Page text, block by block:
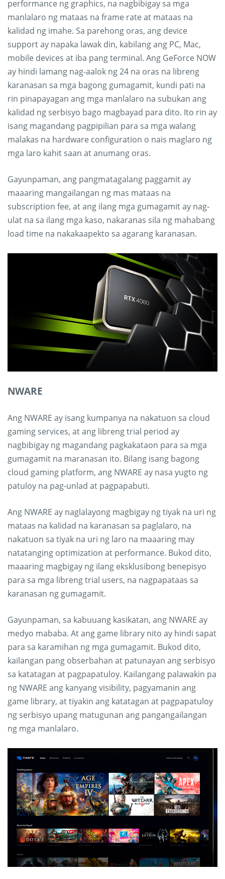
performance ng graphics, na nagbibigay sa mga
manlalaro ng mataas na frame rate at mataas na
kalidad ng imahe. Sa parehong oras, ang device
support ay napaka lawak din, kabilang ang PC, Mac,
mobile devices at iba pang terminal. Ang GeForce NOW
ay hindi lamang nag-aalok ng 24 na oras na libreng
karanasan sa mga bagong gumagamit, kundi pati na
rin pinapayagan ang mga manlalaro na subukan ang
kalidad ng serbisyo bago magbayad para dito. Ito rin ay
isang magandang pagpipilian para sa mga walang
malakas na hardware configuration o nais maglaro ng
mga laro kahit saan at anumang oras.
Gayunpaman, ang pangmatagalang paggamit ay
maaaring mangailangan ng mas mataas na
subscription fee, at ang ilang mga gumagamit ay nag-
ulat na sa ilang mga kaso, nakaranas sila ng mahabang
load time na nakakaapekto sa agarang karanasan.
NWARE
Ang NWARE ay isang kumpanya na nakatuon sa cloud
gaming services, at ang libreng trial period ay
nagbibigay ng magandang pagkakataon para sa mga
gumagamit na maranasan ito. Bilang isang bagong
cloud gaming platform, ang NWARE ay nasa yugto ng
patuloy na pag-unlad at pagpapabuti.
Ang NWARE ay naglalayong magbigay ng tiyak na uri ng
mataas na kalidad na karanasan sa paglalaro, na
nakatuon sa tiyak na uri ng laro na maaaring may
natatanging optimization at performance. Bukod dito,
maaaring magbigay ng ilang eksklusibong benepisyo
para sa mga libreng trial users, na nagpapataas sa
karanasan ng gumagamit.
Gayunpaman, sa kabuuang kasikatan, ang NWARE ay
medyo mababa. At ang game library nito ay hindi sapat
para sa karamihan ng mga gumagamit. Bukod dito,
kailangan pang obserbahan at patunayan ang serbisyo
sa katatagan at pagpapatuloy. Kailangang palawakin pa
ng NWARE ang kanyang visibility, pagyamanin ang
game library, at tiyakin ang katatagan at pagpapatuloy
ng serbisyo upang matugunan ang pangangailangan
ng mga manlalaro.